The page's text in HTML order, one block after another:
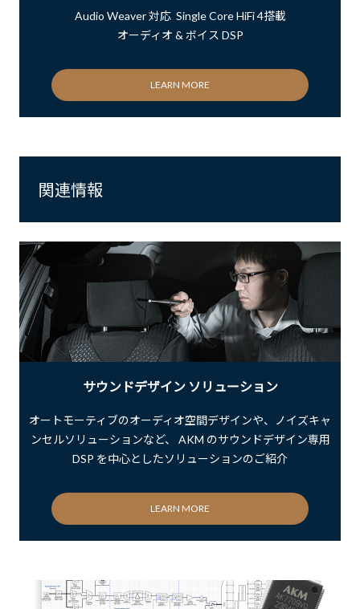
Audio Weaver 対応 Single Core HiFi 4搭載
オーディオ & ボイス DSP
LEARN MORE
関連情報
サウンドデザイン ソリューション
オートモーティブのオーディオ空間デザインや、ノイズキャ
ンセルソリューションなど、 AKM のサウンドデザイン専用
DSP を中心としたソリューションのご紹介
LEARN MORE